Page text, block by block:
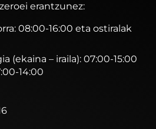
erantzunez:
08:00-16:00 eta ostiralak
(ekaina – iraila): 07:00-15:00
14:00